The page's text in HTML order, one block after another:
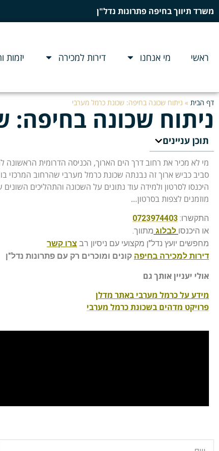
משרד תיווך בחיפה פתרונות נדל"ן
ראשי מי אנחנו דירות למכירה יזמות
דף הבית » ניתוח שכונה בחיפה: שכונת כרמל מערבי
ניתוח שכונה בחיפה:
תוכן עניינים
מי לא מכיר את רחוב דרך הים הארוך, הכניסה הדרומית הראשונה
סביב כביש ארוך זה נבנתה שכונת כרמל מערבי שהרחוב המרכזי בו
היכנסו לסרטון ולמידה עוד נתונים על השכונה והתהליכים
מוזמנים לצפות בסרטון…
התקשרו: 0723974403
או היכנסו לבלוג מתווך.
מחפשים יועץ נדל"ן מקצועי עם ניסיון רב צרו קשר
דירות למכירה בחיפה קונים ומוכרים רק עם פתרונות נדל"ן
אולי יעניין אותך גם
מידע על כרמל מערבי באתר מדלן
פרויקט מדהים בשכונת כרמל מערבי